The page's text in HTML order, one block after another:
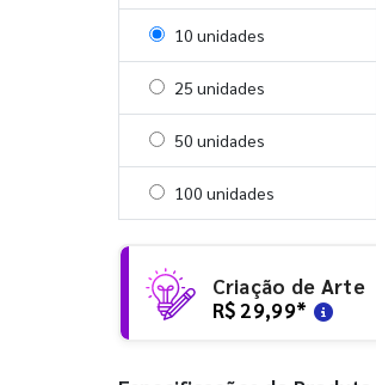
Selecionar 10 unidades
10 unidades
Selecionar 25 unidades
25 unidades
Selecionar 50 unidades
50 unidades
Selecionar 100 unidades
100 unidades
Criação de Arte
R$ 29,99*